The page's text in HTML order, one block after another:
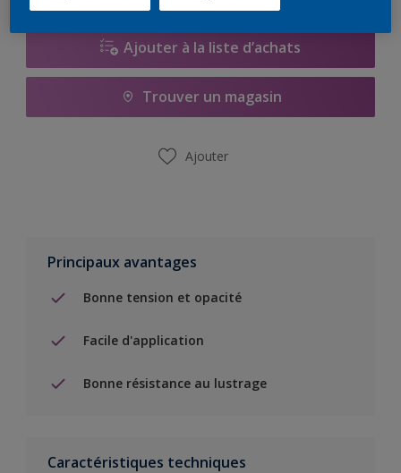
Ajouter à la liste d’achats
Trouver un magasin
Ajouter
Principaux avantages
Bonne tension et opacité
Facile d'application
Bonne résistance au lustrage
Caractéristiques techniques